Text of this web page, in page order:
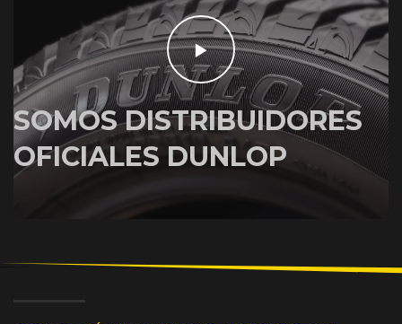
SOMOS DISTRIBUIDORES
OFICIALES DUNLOP